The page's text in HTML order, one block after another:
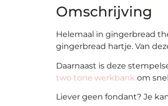
Omschrijving
Helemaal in gingerbread
gingerbread hartje. Van
Daarnaast is deze
two tone werkbank om
Liever geen fondant? Je